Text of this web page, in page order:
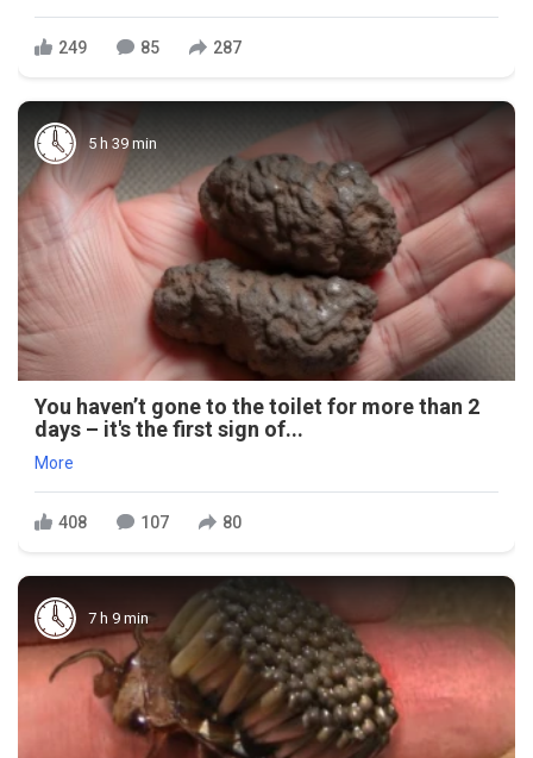
249 85 287
5 h 39 min
You haven’t gone to the toilet for more than 2
days – it's the first sign of...
More
408 107 80
7 h 9 min